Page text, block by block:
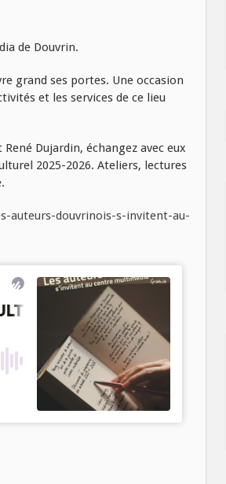
de Douvrin.
grand ses portes. Une occasion
et les services de ce lieu
Dujardin, échangez avec eux
2025-2026. Ateliers, lectures
auteurs-douvrinois-s-invitent-au-